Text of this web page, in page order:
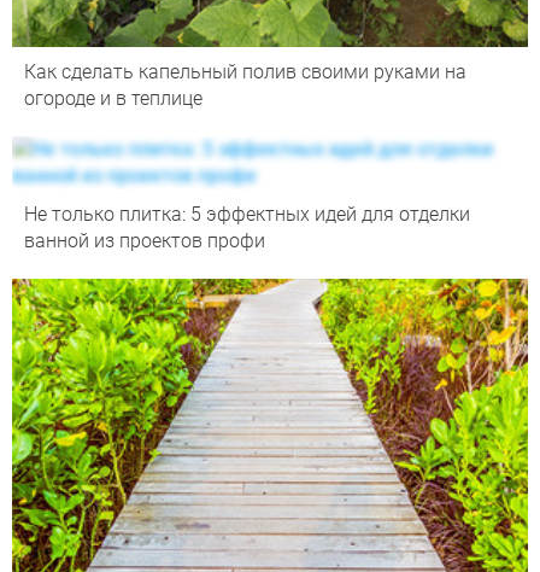
Как сделать капельный полив своими руками на
огороде и в теплице
Не только плитка: 5 эффектных идей для отделки
ванной из проектов профи